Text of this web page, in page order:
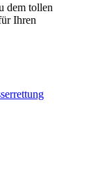
dem tollen
Ihren